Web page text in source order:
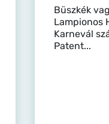
Büszkék
Lampionos
Karnevál
Patent...